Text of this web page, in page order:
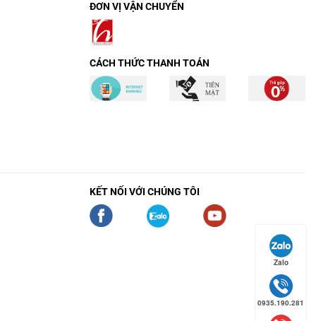
ĐƠN VỊ VẬN CHUYỂN
CÁCH THỨC THANH TOÁN
KẾT NỐI VỚI CHÚNG TÔI
Zalo
0935.190.281